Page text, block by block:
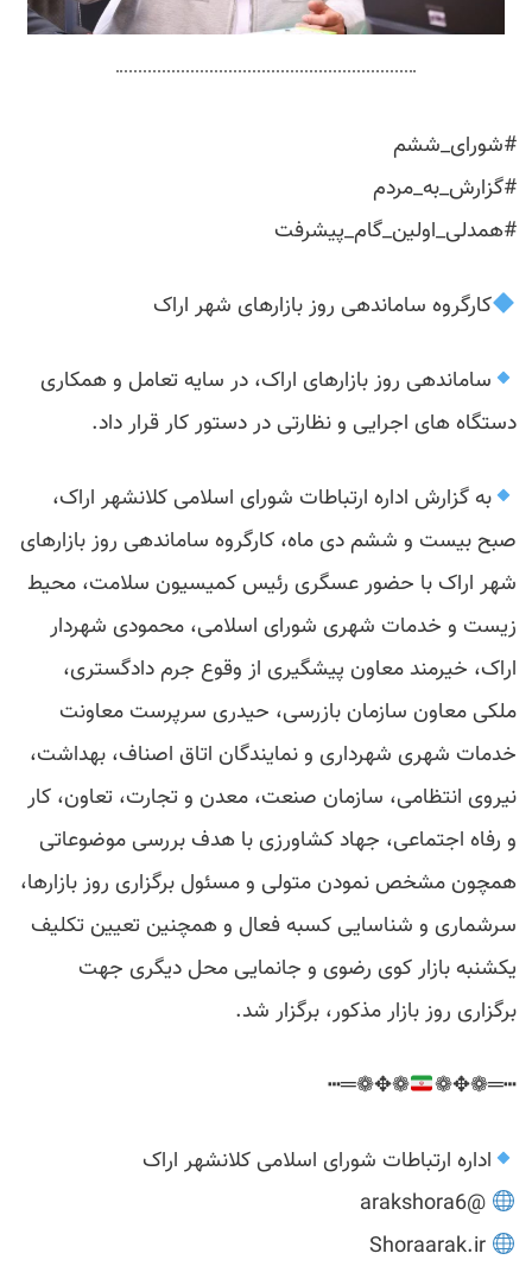
#شورای_ششم
#گزارش_به_مردم
#همدلی_اولین_گام_پیشرفت
کارگروه ساماندهی روز بازارهای شهر اراک
ساماندهی روز بازارهای اراک، در سایه تعامل و همکاری
دستگاه های اجرایی و نظارتی در دستور کار قرار داد.
به گزارش اداره ارتباطات شورای اسلامی کلانشهر اراک،
صبح بیست و ششم دی ماه، کارگروه ساماندهی روز بازارهای
شهر اراک با حضور عسگری رئیس کمیسیون سلامت، محیط
زیست و خدمات شهری شورای اسلامی، محمودی شهردار
اراک، خیرمند معاون پیشگیری از وقوع جرم دادگستری،
ملکی معاون سازمان بازرسی، حیدری سرپرست معاونت
خدمات شهری شهرداری و نمایندگان اتاق اصناف، بهداشت،
نیروی انتظامی، سازمان صنعت، معدن و تجارت، تعاون، کار
و رفاه اجتماعی، جهاد کشاورزی با هدف بررسی موضوعاتی
همچون مشخص نمودن متولی و مسئول برگزاری روز بازارها،
سرشماری و شناسایی کسبه فعال و همچنین تعیین تکلیف
یکشنبه بازار کوی رضوی و جانمایی محل دیگری جهت
برگزاری روز بازار مذکور، برگزار شد.
┅═❁✥❁
❁✥❁═┅
اداره ارتباطات شورای اسلامی کلانشهر اراک
@arakshora6
Shoraarak.ir